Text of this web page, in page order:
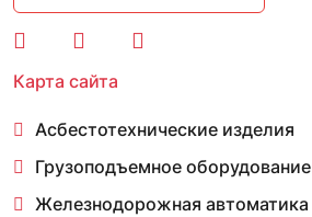
Карта сайта
Асбестотехнические изделия
Грузоподъемное оборудование
Железнодорожная автоматика